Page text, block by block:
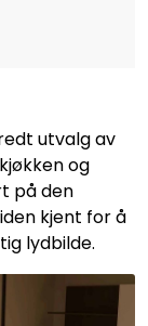
utvalg av
og
på den
kjent for å
lydbilde.